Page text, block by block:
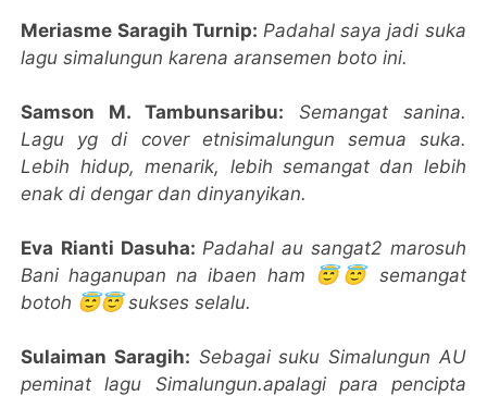
Meriasme Saragih Turnip: Padahal saya jadi suka
lagu simalungun karena aransemen boto ini.
Samson M. Tambunsaribu: Semangat sanina.
Lagu yg di cover etnisimalungun semua suka.
Lebih hidup, menarik, lebih semangat dan lebih
enak di dengar dan dinyanyikan.
Eva Rianti Dasuha: Padahal au sangat2 marosuh
Bani haganupan na ibaen ham 😇😇 semangat
botoh 😇😇 sukses selalu.
Sulaiman Saragih: Sebagai suku Simalungun AU
peminat lagu Simalungun.apalagi para pencipta